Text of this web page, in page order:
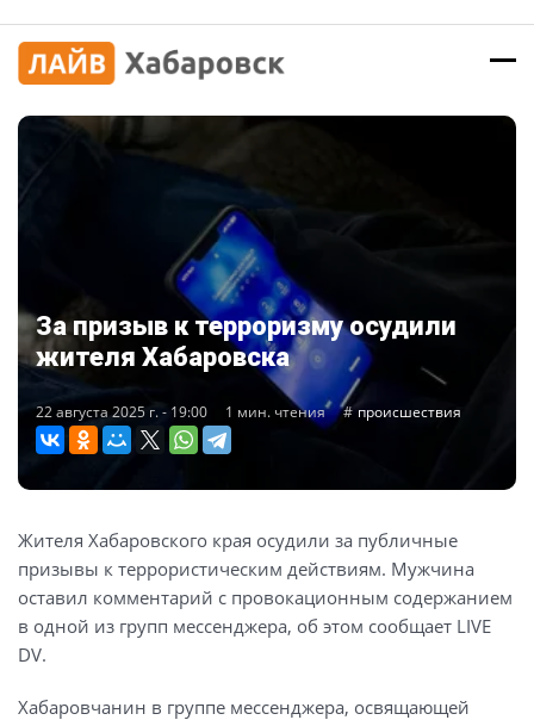
За призыв к терроризму осудили
жителя Хабаровска
22 августа 2025 г. - 19:00 1 мин. чтения происшествия
Жителя Хабаровского края осудили за публичные
призывы к террористическим действиям. Мужчина
оставил комментарий с провокационным содержанием
в одной из групп мессенджера, об этом сообщает LIVE
DV.
Хабаровчанин в группе мессенджера, освящающей